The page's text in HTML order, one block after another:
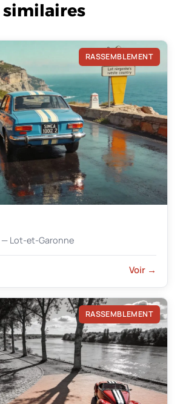
similaires
RASSEMBLEMENT
— Lot-et-Garonne
Voir →
RASSEMBLEMENT